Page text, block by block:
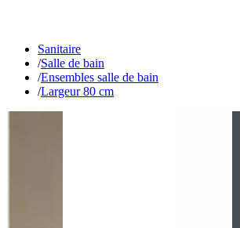
Sanitaire
/Salle de bain
/Ensembles salle de bain
/Largeur 80 cm